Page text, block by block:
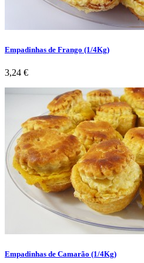
Empadinhas de Frango (1/4Kg)
Preço
3,24 €
Empadinhas de Camarão (1/4Kg)